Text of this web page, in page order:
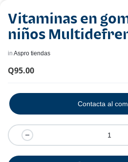
Vitaminas en
niños
in Aspro tiendas
Q95.00
Contacta al